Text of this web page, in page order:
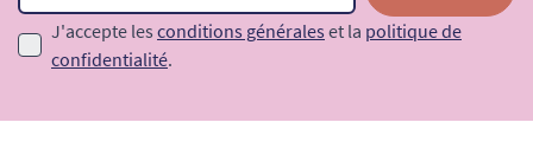
J'accepte les conditions générales et la politique de
confidentialité.